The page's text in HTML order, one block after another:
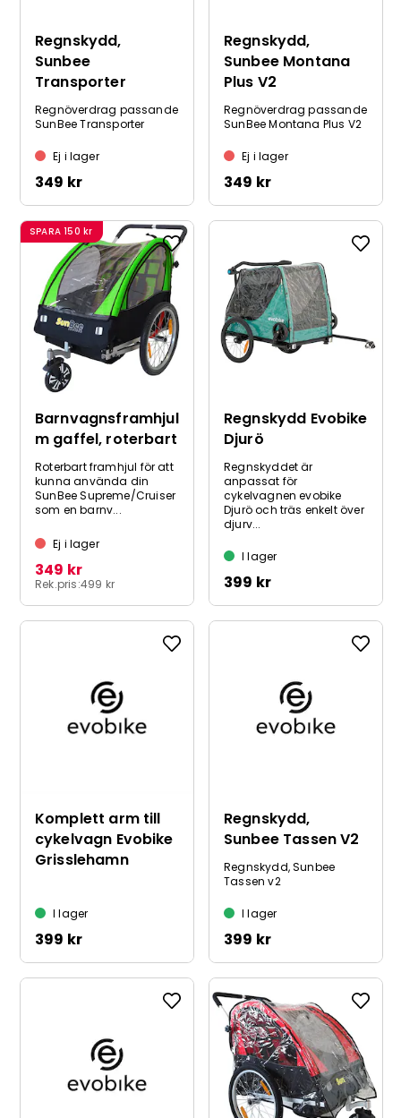
Regnskydd,
Sunbee
Transporter
Regnöverdrag passande
SunBee Transporter
Ej i lager
349 kr
Regnskydd,
Sunbee Montana
Plus V2
Regnöverdrag passande
SunBee Montana Plus V2
Ej i lager
349 kr
SPARA 150 kr
Barnvagnsframhjul
m gaffel, roterbart
Roterbart framhjul för att
kunna använda din
SunBee Supreme/Cruiser
som en barnv...
Ej i lager
Rek.pris:499 kr
349 kr
Regnskydd Evobike
Djurö
Regnskyddet är
anpassat för
cykelvagnen evobike
Djurö och träs enkelt över
djurv...
I lager
399 kr
Komplett arm till
cykelvagn Evobike
Grisslehamn
I lager
399 kr
Regnskydd,
Sunbee Tassen V2
Regnskydd, Sunbee
Tassen v2
I lager
399 kr